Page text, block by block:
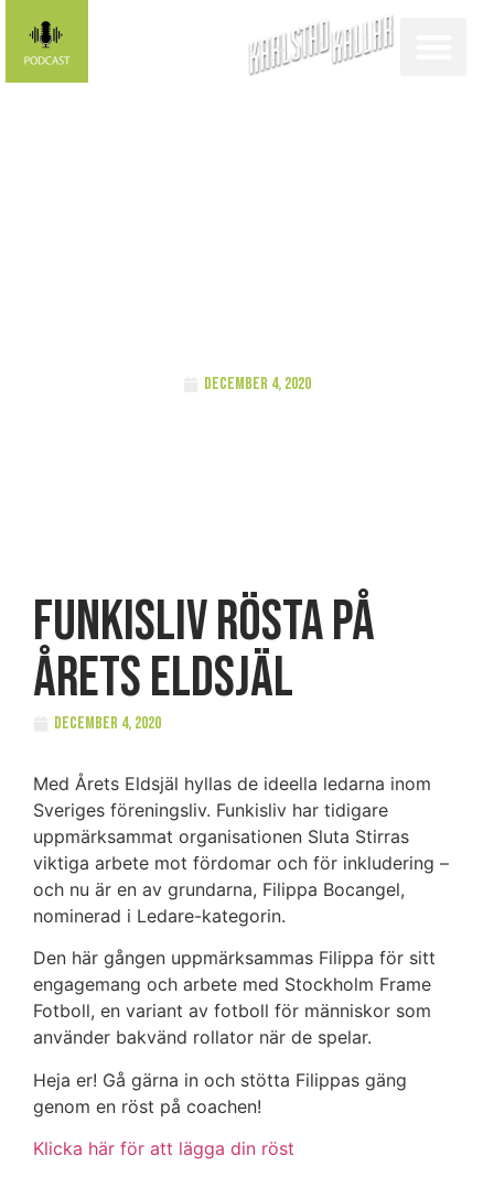
december 4, 2020
FUNKISLIV Rösta på
Årets Eldsjäl
december 4, 2020
Med Årets Eldsjäl hyllas de ideella ledarna inom
Sveriges föreningsliv. Funkisliv har tidigare
uppmärksammat organisationen Sluta Stirras
viktiga arbete mot fördomar och för inkludering –
och nu är en av grundarna, Filippa Bocangel,
nominerad i Ledare-kategorin.
Den här gången uppmärksammas Filippa för sitt
engagemang och arbete med Stockholm Frame
Fotboll, en variant av fotboll för människor som
använder bakvänd rollator när de spelar.
Heja er! Gå gärna in och stötta Filippas gäng
genom en röst på coachen!
Klicka här för att lägga din röst